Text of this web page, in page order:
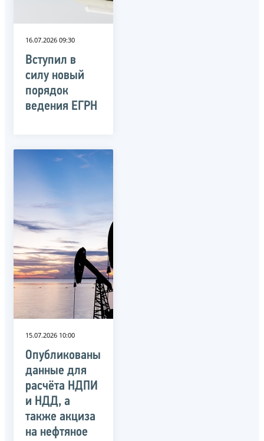
16.07.2026 09:30
Вступил в
силу новый
порядок
ведения ЕГРН
15.07.2026 10:00
Опубликованы
данные для
расчёта НДПИ
и НДД, а
также акциза
на нефтяное